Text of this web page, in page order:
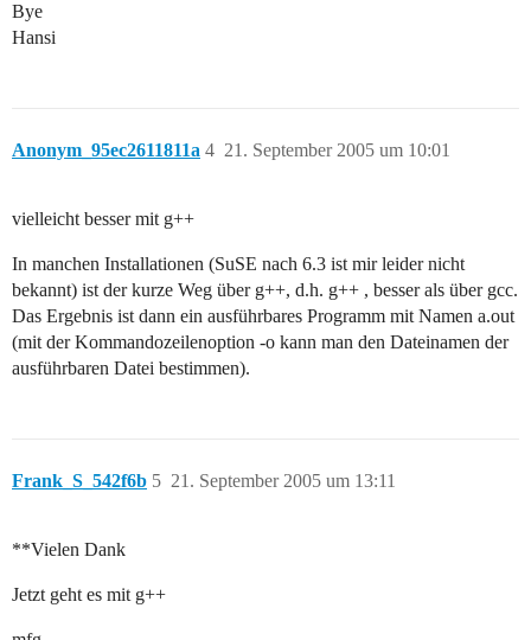
Bye
Hansi
Anonym_95ec2611811a 21. September 2005 um 10:01
4
vielleicht besser mit g++
In manchen Installationen (SuSE nach 6.3 ist mir leider nicht
bekannt) ist der kurze Weg über g++, d.h. g++ , besser als über gcc.
Das Ergebnis ist dann ein ausführbares Programm mit Namen a.out
(mit der Kommandozeilenoption -o kann man den Dateinamen der
ausführbaren Datei bestimmen).
Frank_S_542f6b 21. September 2005 um 13:11
5
**Vielen Dank
Jetzt geht es mit g++